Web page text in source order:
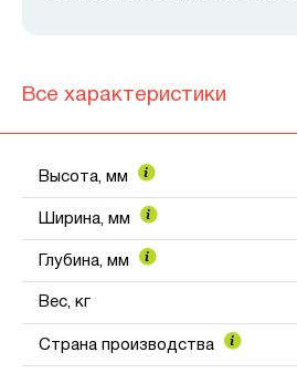
Все характеристики
Высота, мм
Ширина, мм
Глубина, мм
Вес, кг
Страна производства